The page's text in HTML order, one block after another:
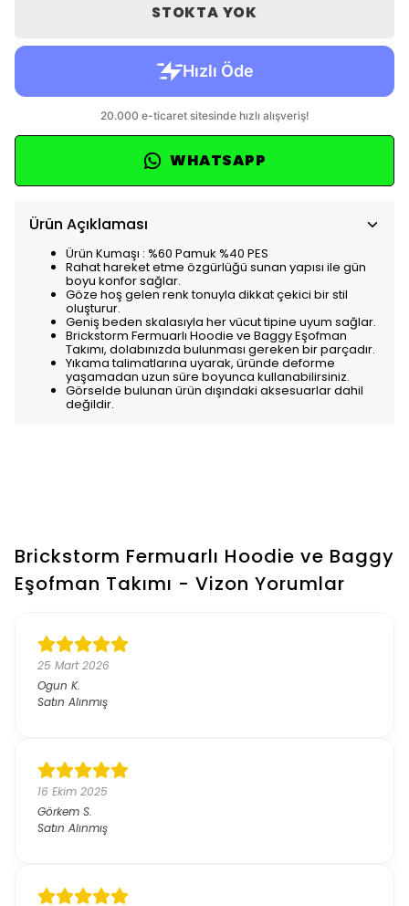
STOKTA YOK
WHATSAPP
Ürün Açıklaması
Ürün Kumaşı : %60 Pamuk %40 PES
Rahat hareket etme özgürlüğü sunan yapısı ile gün
boyu konfor sağlar.
Göze hoş gelen renk tonuyla dikkat çekici bir stil
oluşturur.
Geniş beden skalasıyla her vücut tipine uyum sağlar.
Brickstorm Fermuarlı Hoodie ve Baggy Eşofman
Takımı, dolabınızda bulunması gereken bir parçadır.
Yıkama talimatlarına uyarak, üründe deforme
yaşamadan uzun süre boyunca kullanabilirsiniz.
Görselde bulunan ürün dışındaki aksesuarlar dahil
değildir.
Brickstorm Fermuarlı Hoodie ve Baggy
Eşofman Takımı - Vizon Yorumlar
25 Mart 2026
Ogun K.
Satın Alınmış
16 Ekim 2025
Görkem S.
Satın Alınmış